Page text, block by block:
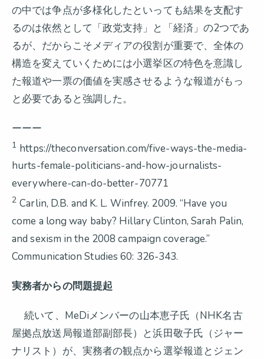
の中では争点が多様化したといっても結果を支配す
るのは依然として「政党支持」と「経済」の2つであ
るが、だからこそメディアの役割が重要で、全体の
構造を変えていくためには小選挙区の特色を意識し
た報道や一票の価値を実感させるような報道がもっ
と必要であると強調した。
ーーー
1 https://theconversation.com/five-ways-the-media-
hurts-female-politicians-and-how-journalists-
everywhere-can-do-better-70771
2 Carlin, D.B. and K. L. Winfrey. 2009. “Have you
come a long way baby? Hillary Clinton, Sarah Palin,
and sexism in the 2008 campaign coverage.”
Communication Studies 60: 326-343.
実務者からの問題提起
続いて、MeDiメンバーの山本恵子氏（NHK名古
屋拠点放送局報道部副部長）と浜田敬子氏（ジャー
ナリスト）が、実務者の観点から選挙報道とジェン